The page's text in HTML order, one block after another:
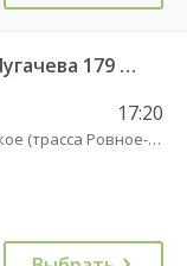
Саратов АВ Центральный ул им Пугачева 179 А — Старая Полтавка
17:20
Приволжское (трасса Ровное-Старая Полтавка)